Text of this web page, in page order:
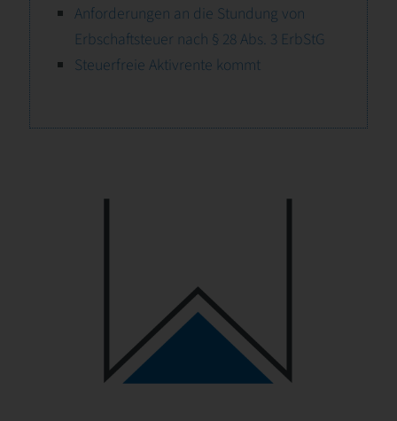
Anforderungen an die Stundung von
Erbschaftsteuer nach § 28 Abs. 3 ErbStG
Steuerfreie Aktivrente kommt